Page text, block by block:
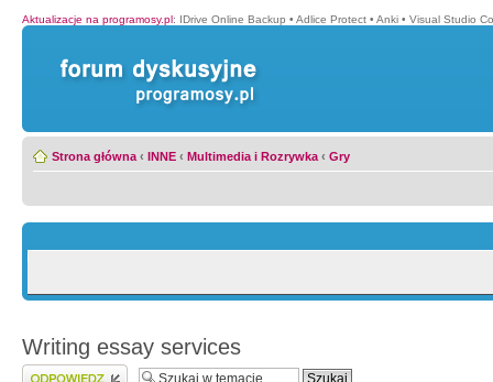
Aktualizacje na programosy.pl: IDrive Online Backup • Adlice Protect • Anki • Visual Studio
Strona główna ‹ INNE ‹ Multimedia i Rozrywka ‹ Gry
Writing essay services
Wyślij odpowiedź